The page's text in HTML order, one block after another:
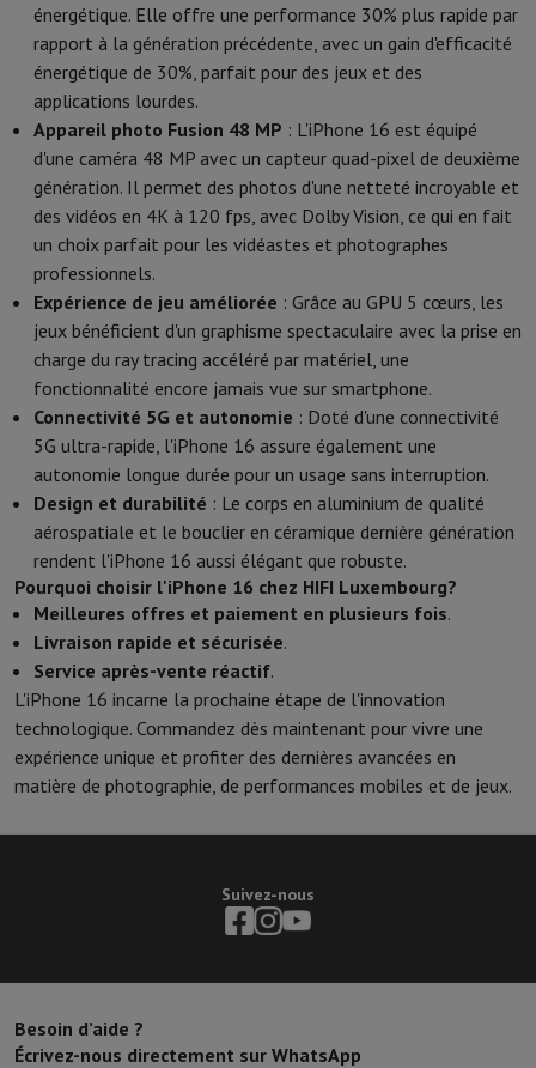
Sport, Gaming & Domotique
Home & DomoticaSmart HomeSécurité & ProtectionCaméras
Montres connectéesSmartwatchApple WatchSamsung Galaxy
Mobilité électriqueToute la mobilité électrique
Smart ToysCasque de réalité virtuelleDrone Drones DJI
Gaming Console Consoles de JeuConsoles reconditionnées
Accessoires de SportÉcouteurs de Sport
Batterie & Électricité BatteriesChargeur pour batteries Prises de
Info & Conseils
Pourquoi choisir HiFi
Livraison offerte10 points de venteSatisfait ou remboursé
Nos servicesLivraison offerteRetrait en magasinInstallation
Service clientRéparation de votre appareilVérifiez votre heure de
Foire aux questionsPuis-je acheter à crédit avec la Mastercard
énergétique. Elle offre une performance 30% plus rapide par
rapport à la génération précédente, avec un gain d'efficacité
énergétique de 30%, parfait pour des jeux et des
applications lourdes.
Appareil photo Fusion 48 MP : L'iPhone 16 est équipé
d'une caméra 48 MP avec un capteur quad-pixel de deuxième
génération. Il permet des photos d'une netteté incroyable et
des vidéos en 4K à 120 fps, avec Dolby Vision, ce qui en fait
un choix parfait pour les vidéastes et photographes
professionnels.
Expérience de jeu améliorée : Grâce au GPU 5 cœurs, les
jeux bénéficient d'un graphisme spectaculaire avec la prise en
charge du ray tracing accéléré par matériel, une
fonctionnalité encore jamais vue sur smartphone.
Connectivité 5G et autonomie : Doté d'une connectivité
5G ultra-rapide, l'iPhone 16 assure également une
autonomie longue durée pour un usage sans interruption.
Design et durabilité : Le corps en aluminium de qualité
aérospatiale et le bouclier en céramique dernière génération
rendent l'iPhone 16 aussi élégant que robuste.
Pourquoi choisir l'iPhone 16 chez HIFI Luxembourg?
Meilleures offres et paiement en plusieurs fois.
Livraison rapide et sécurisée.
Service après-vente réactif.
L'iPhone 16 incarne la prochaine étape de l'innovation
technologique. Commandez dès maintenant pour vivre une
expérience unique et profiter des dernières avancées en
matière de photographie, de performances mobiles et de jeux.
Suivez-nous
Besoin d’aide ?
Écrivez-nous directement sur WhatsApp